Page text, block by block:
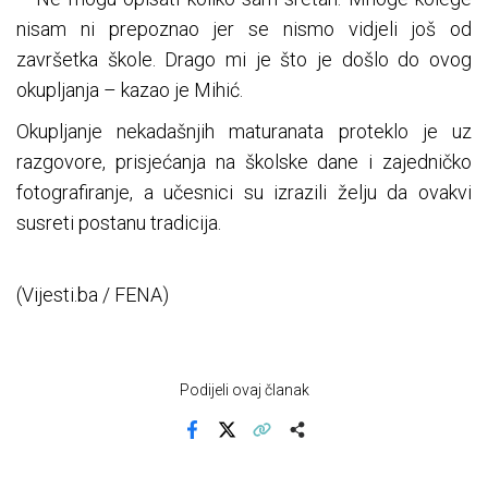
nisam ni prepoznao jer se nismo vidjeli još od
završetka škole. Drago mi je što je došlo do ovog
okupljanja – kazao je Mihić.
Okupljanje nekadašnjih maturanata proteklo je uz
razgovore, prisjećanja na školske dane i zajedničko
fotografiranje, a učesnici su izrazili želju da ovakvi
susreti postanu tradicija.
(Vijesti.ba / FENA)
Podijeli ovaj članak